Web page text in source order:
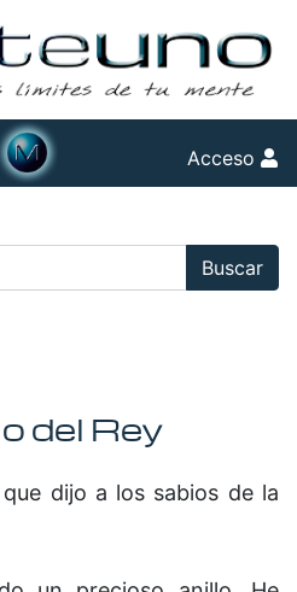
Acceso
Buscar
del Rey
dijo a los sabios de la